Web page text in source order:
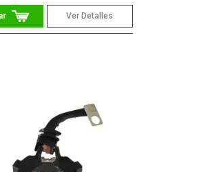
Ver Detalles